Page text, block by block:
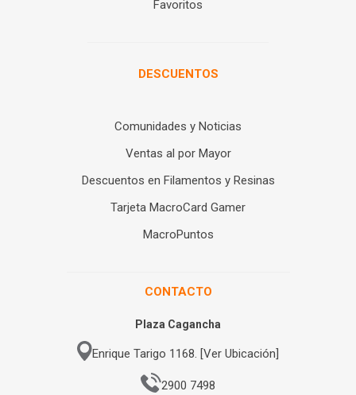
Favoritos
DESCUENTOS
Comunidades y Noticias
Ventas al por Mayor
Descuentos en Filamentos y Resinas
Tarjeta MacroCard Gamer
MacroPuntos
CONTACTO
Plaza Cagancha
Enrique Tarigo 1168. [Ver Ubicación]
2900 7498